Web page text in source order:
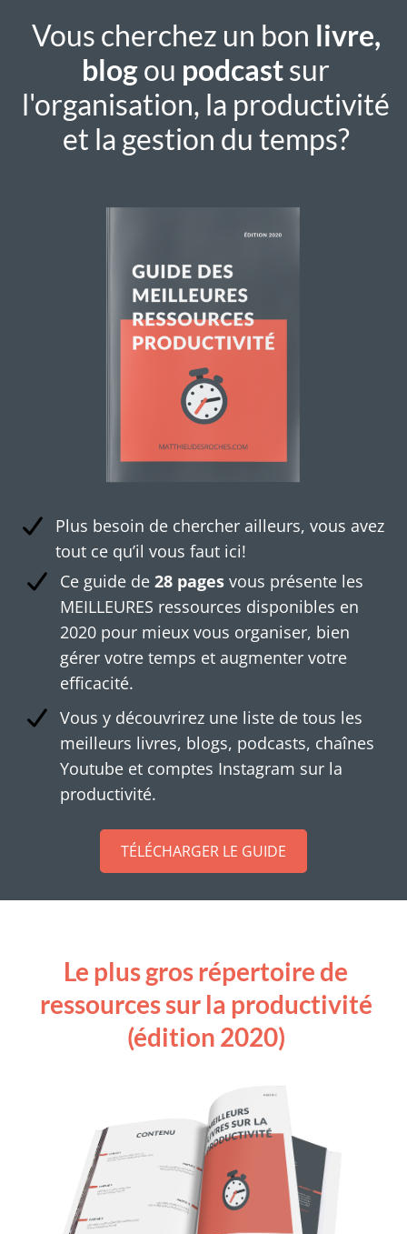
Vous cherchez un bon livre,
blogou podcastsur
l'organisation, la productivité
et la gestion du temps?
Plus besoin de chercher ailleurs, vous avez
tout ce qu’il vous faut ici!
Ce guide de28 pages vous présente les
MEILLEURES ressources disponibles en
2020 pour mieux vous organiser, bien
gérer votre temps et augmenter votre
efficacité.
Vous y découvrirez une liste de tous les
meilleurs livres, blogs, podcasts, chaînes
Youtube et comptes Instagram sur la
productivité.
TÉLÉCHARGER LE GUIDE
Le plus gros répertoire de
ressources sur la productivité
(édition 2020)